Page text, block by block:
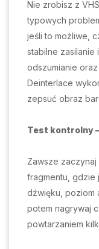
Nie zrobisz z
typowych
jeśli to możliwe,
stabilne zasilanie
odszumianie
Deinterlace
zepsuć obraz
Test kontrolny
Zawsze
fragmentu, gdzie
dźwięku, poziom
potem nagrywaj
powtarzaniem